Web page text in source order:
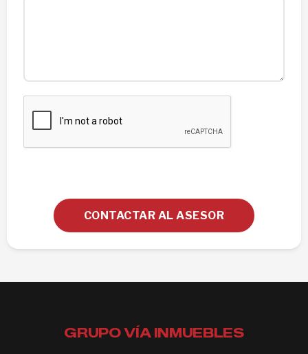
CONTACTAR AL ASESOR
GRUPO VÍA INMUEBLES